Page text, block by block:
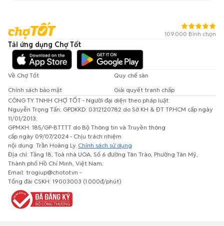
109.000 Bình chọn
Tải ứng dụng Chợ Tốt
Về Chợ Tốt
Quy chế sàn
Chính sách bảo mật
Giải quyết tranh chấp
CÔNG TY TNHH CHỢ TỐT - Người đại diện theo pháp luật:
Nguyễn Trọng Tấn; GPDKKD: 0312120782 do Sở KH & ĐT TP.HCM cấp ngày
11/01/2013;
GPMXH: 185/GP-BTTTT do Bộ Thông tin và Truyền thông
cấp ngày 09/07/2024 - Chịu trách nhiệm
nội dung: Trần Hoàng Ly. Chính sách sử dụng
Địa chỉ: Tầng 18, Toà nhà UOA, Số 6 đường Tân Trào, Phường Tân Mỹ,
Thành phố Hồ Chí Minh, Việt Nam;
Email: trogiup@chotot.vn -
Tổng đài CSKH: 19003003 (1.000đ/phút)